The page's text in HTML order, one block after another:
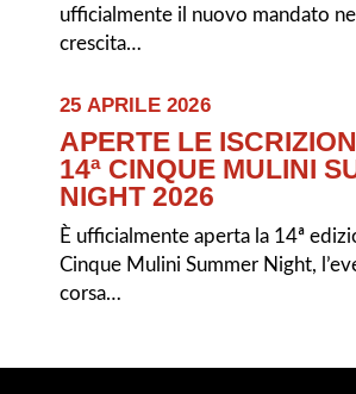
ufficialmente il nuovo mandato
crescita…
25 APRILE 2026
APERTE LE
14ª CINQUE MULINI
NIGHT 2026
È ufficialmente aperta la 14ª
Cinque Mulini Summer Night,
corsa…